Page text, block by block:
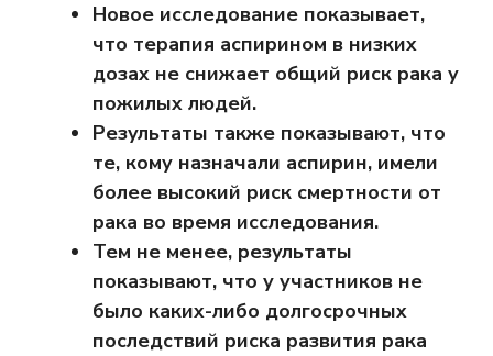
Новое исследование показывает,
что терапия аспирином в низких
дозах не снижает общий риск рака у
пожилых людей.
Результаты также показывают, что
те, кому назначали аспирин, имели
более высокий риск смертности от
рака во время исследования.
Тем не менее, результаты
показывают, что у участников не
было каких-либо долгосрочных
последствий риска развития рака